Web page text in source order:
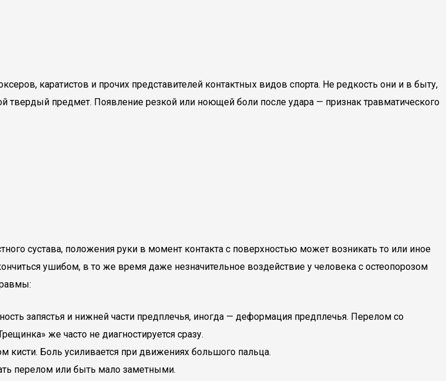
каратистов и прочих представителей контактных видов спорта. Не редкость они и в быту,
твердый предмет. Появление резкой или ноющей боли после удара — признак травматического
сустава, положения руки в момент контакта с поверхностью может возникать то или иное
ушибом, в то же время даже незначительное воздействие у человека с остеопорозом
запястья и нижней части предплечья, иногда — деформация предплечья. Перелом со
же часто не диагностируется сразу.
кисти. Боль усиливается при движениях большого пальца.
перелом или быть мало заметными.